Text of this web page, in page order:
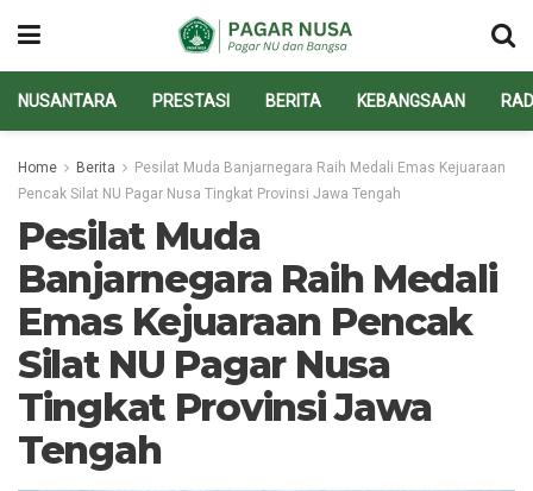
NUSANTARA PRESTASI BERITA KEBANGSAAN
Home Berita
Pesilat Muda Banjarnegara Raih Medali Emas Kejuaraan
Pencak Silat NU Pagar Nusa Tingkat Provinsi Jawa Tengah
Pesilat Muda
Banjarnegara Raih Medali
Emas Kejuaraan Pencak
Silat NU Pagar Nusa
Tingkat Provinsi Jawa
Tengah